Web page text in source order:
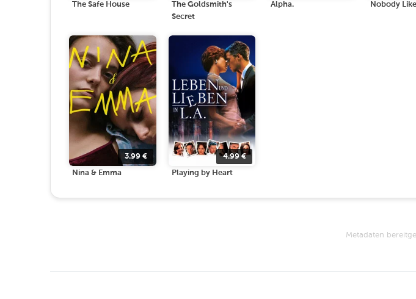
The Safe House
The Goldsmith's
Secret
Alpha. Nobody
3.99€
Nina & Emma
4.99€
Playing by Heart
Metadaten